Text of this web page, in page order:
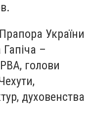
України
Гапіча –
голови
духовенства